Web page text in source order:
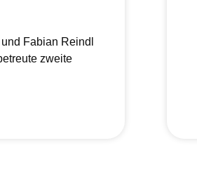
Fabian Reindl
zweite